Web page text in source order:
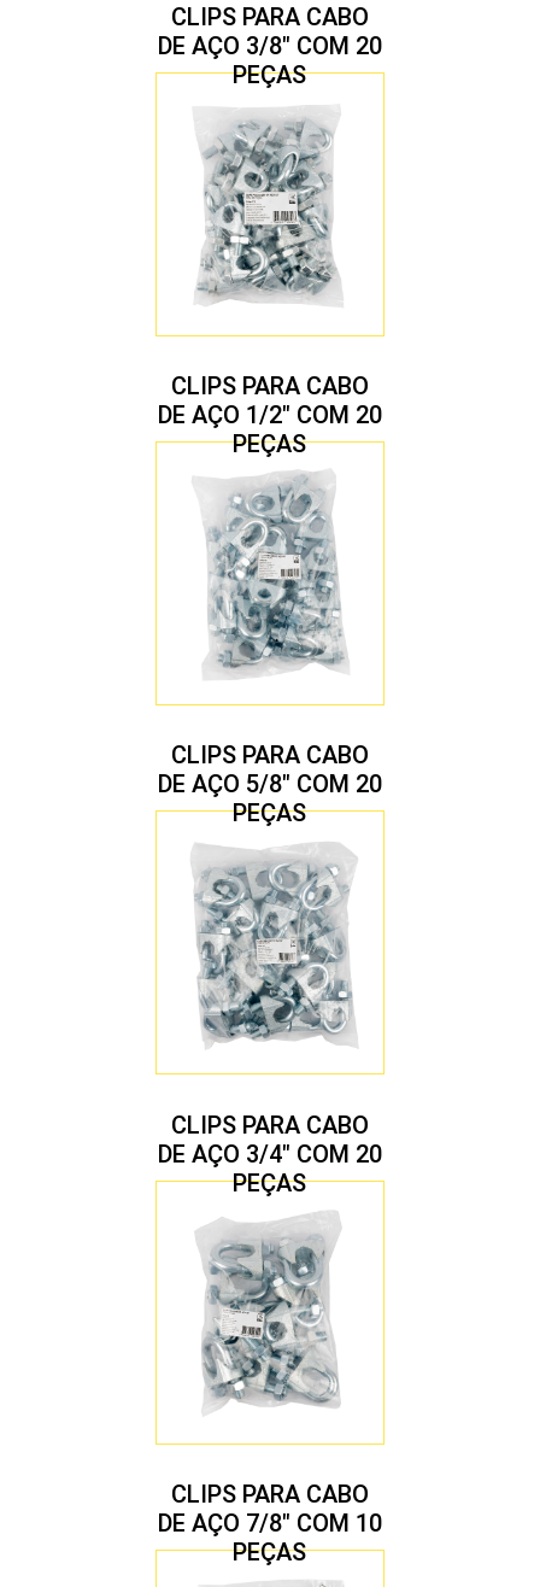
CLIPS PARA CABO
DE AÇO 3/8″ COM 20
PEÇAS
CLIPS PARA CABO
DE AÇO 1/2″ COM 20
PEÇAS
CLIPS PARA CABO
DE AÇO 5/8″ COM 20
PEÇAS
CLIPS PARA CABO
DE AÇO 3/4″ COM 20
PEÇAS
CLIPS PARA CABO
DE AÇO 7/8″ COM 10
PEÇAS